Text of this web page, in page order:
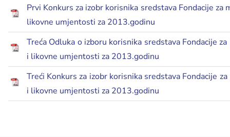
Prvi Konkurs za izobr korisnika sredstava Fondacije za
likovne umjentosti za 2013.godinu
Treća Odluka o izboru korisnika sredstava Fondacije
i likovne umjentosti za 2013.godinu
Treći Konkurs za izobr korisnika sredstava Fondacije
i likovne umjentosti za 2013.godinu